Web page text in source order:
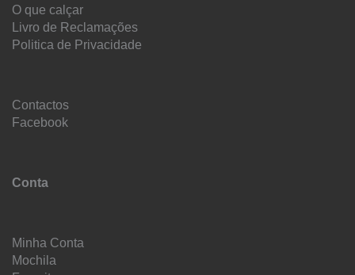
O que calçar
Livro de Reclamações
Politica de Privacidade
Contactos
Facebook
Conta
Minha Conta
Mochila